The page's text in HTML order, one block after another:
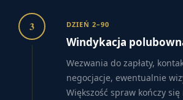
3 DZIEŃ 2–90
Windykacja
Wezwania do zapłaty,
negocjacje, ewentualnie
Większość spraw kończy